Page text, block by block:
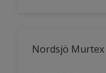
Nordsjö Murtex